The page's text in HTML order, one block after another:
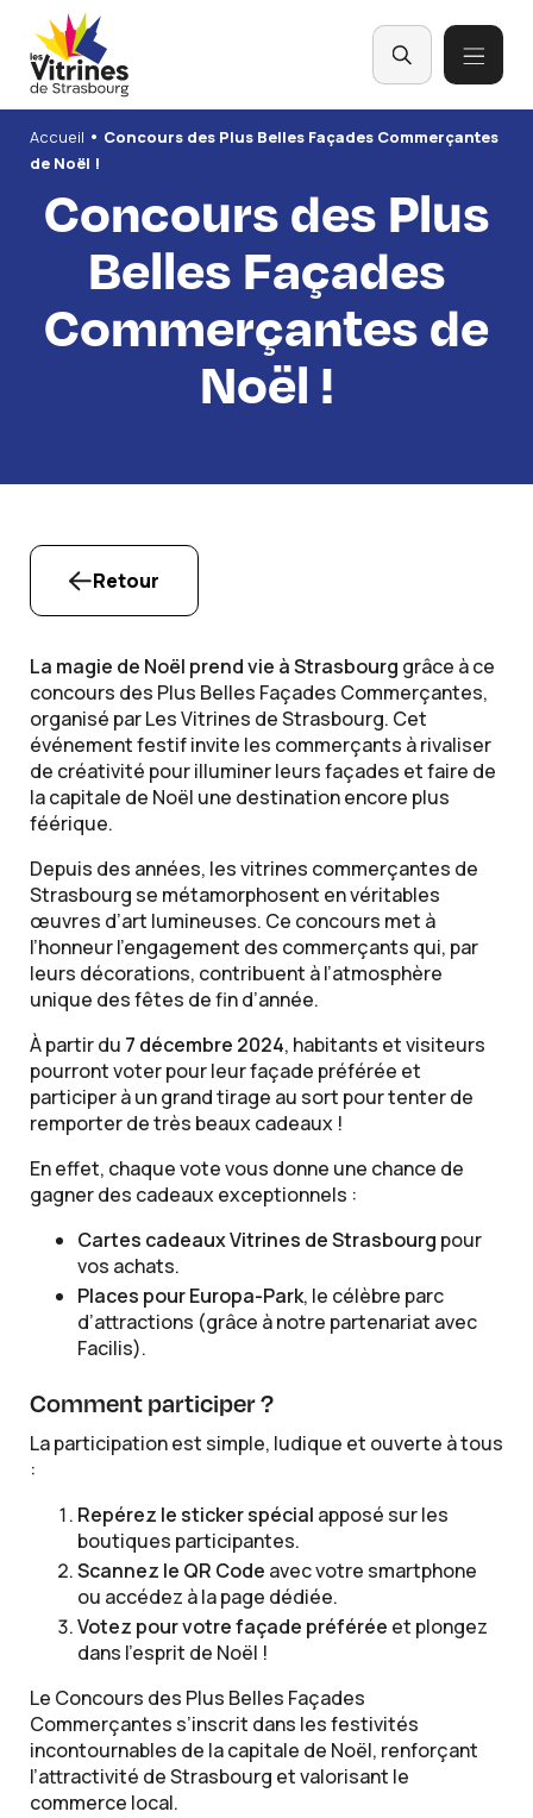
Accueil • Concours des Plus Belles Façades Commerçantes
de Noël !
Concours des Plus
Belles Façades
Commerçantes de
Noël !
Retour
La magie de Noël prend vie à Strasbourg grâce à ce
concours des Plus Belles Façades Commerçantes,
organisé par Les Vitrines de Strasbourg. Cet
événement festif invite les commerçants à rivaliser
de créativité pour illuminer leurs façades et faire de
la capitale de Noël une destination encore plus
féérique.
Depuis des années, les vitrines commerçantes de
Strasbourg se métamorphosent en véritables
œuvres d’art lumineuses. Ce concours met à
l’honneur l’engagement des commerçants qui, par
leurs décorations, contribuent à l’atmosphère
unique des fêtes de fin d’année.
À partir du 7 décembre 2024, habitants et visiteurs
pourront voter pour leur façade préférée et
participer à un grand tirage au sort pour tenter de
remporter de très beaux cadeaux !
En effet, chaque vote vous donne une chance de
gagner des cadeaux exceptionnels :
Cartes cadeaux Vitrines de Strasbourg pour
vos achats.
Places pour Europa-Park, le célèbre parc
d’attractions (grâce à notre partenariat avec
Facilis).
Comment participer ?
La participation est simple, ludique et ouverte à tous
:
Repérez le sticker spécial apposé sur les
boutiques participantes.
Scannez le QR Code avec votre smartphone
ou accédez à la page dédiée.
Votez pour votre façade préférée et plongez
dans l’esprit de Noël !
Le Concours des Plus Belles Façades
Commerçantes s’inscrit dans les festivités
incontournables de la capitale de Noël, renforçant
l’attractivité de Strasbourg et valorisant le
commerce local.
Panneau de gestion des cookies